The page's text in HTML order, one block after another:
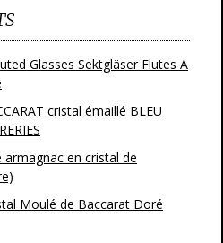
Glasses Sektgläser Flutes A
cristal émaillé BLEU
en cristal de
Moulé de Baccarat Doré